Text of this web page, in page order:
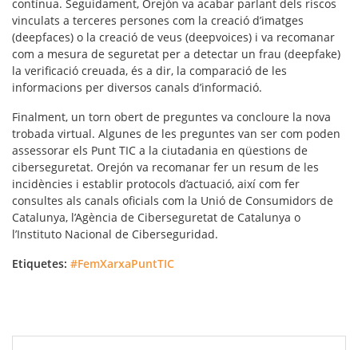
contínua. Seguidament, Orejón va acabar parlant dels riscos
vinculats a terceres persones com la creació d’imatges
(deepfaces) o la creació de veus (deepvoices) i va recomanar
com a mesura de seguretat per a detectar un frau (deepfake)
la verificació creuada, és a dir, la comparació de les
informacions per diversos canals d’informació.
Finalment, un torn obert de preguntes va concloure la nova
trobada virtual. Algunes de les preguntes van ser com poden
assessorar els Punt TIC a la ciutadania en qüestions de
ciberseguretat. Orejón va recomanar fer un resum de les
incidències i establir protocols d’actuació, així com fer
consultes als canals oficials com la Unió de Consumidors de
Catalunya, l’Agència de Ciberseguretat de Catalunya o
l’Instituto Nacional de Ciberseguridad.
Etiquetes: #FemXarxaPuntTIC